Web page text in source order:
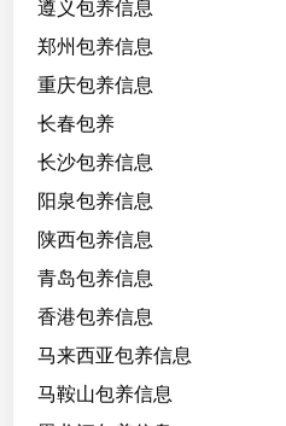
遵义包养信息
郑州包养信息
重庆包养信息
长春包养
长沙包养信息
阳泉包养信息
陕西包养信息
青岛包养信息
香港包养信息
马来西亚包养信息
马鞍山包养信息